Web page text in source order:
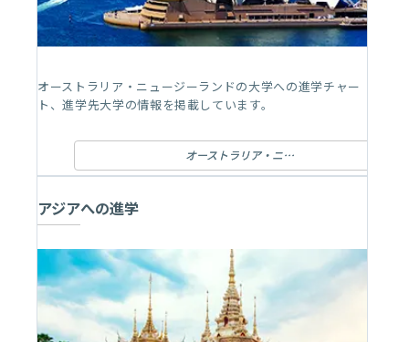
オーストラリア・ニュージーランドの大学への進学チャー
ト、進学先大学の情報を掲載しています。
オーストラリア・ニュージーランドへの進学
アジアへの進学